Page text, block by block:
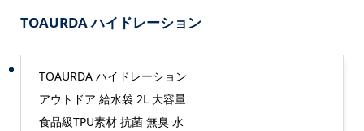
TOAURDA ハイドレーション
TOAURDA ハイドレーション
アウトドア 給水袋 2L 大容量
食品級TPU素材 抗菌 無臭 水